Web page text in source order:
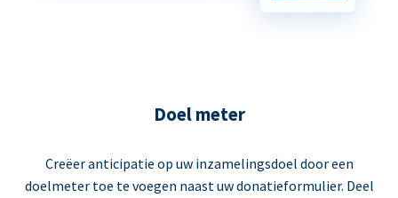
Doel meter
Creëer anticipatie op uw inzamelingsdoel door een
doelmeter toe te voegen naast uw donatieformulier. Deel